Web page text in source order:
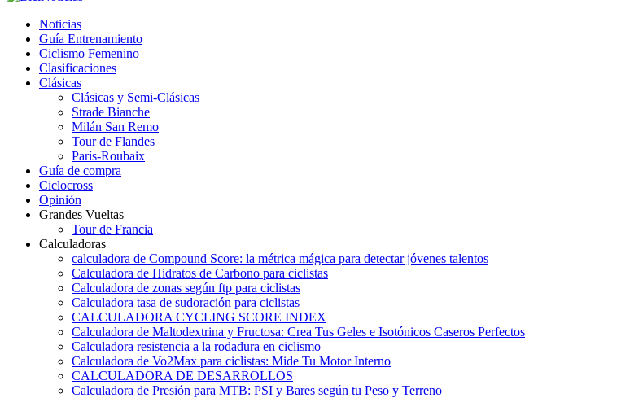
Noticias
Guía Entrenamiento
Ciclismo Femenino
Clasificaciones
Clásicas
Clásicas y Semi-Clásicas
Strade Bianche
Milán San Remo
Tour de Flandes
París-Roubaix
Guía de compra
Ciclocross
Opinión
Grandes Vueltas
Tour de Francia
Calculadoras
calculadora de Compound Score: la métrica mágica para detectar jóvenes talentos
Calculadora de Hidratos de Carbono para ciclistas
Calculadora de zonas según ftp para ciclistas
Calculadora tasa de sudoración para ciclistas
CALCULADORA CYCLING SCORE INDEX
Calculadora de Maltodextrina y Fructosa: Crea Tus Geles e Isotónicos Caseros Perfectos
Calculadora resistencia a la rodadura en ciclismo
Calculadora de Vo2Max para ciclistas: Mide Tu Motor Interno
CALCULADORA DE DESARROLLOS
Calculadora de Presión para MTB: PSI y Bares según tu Peso y Terreno